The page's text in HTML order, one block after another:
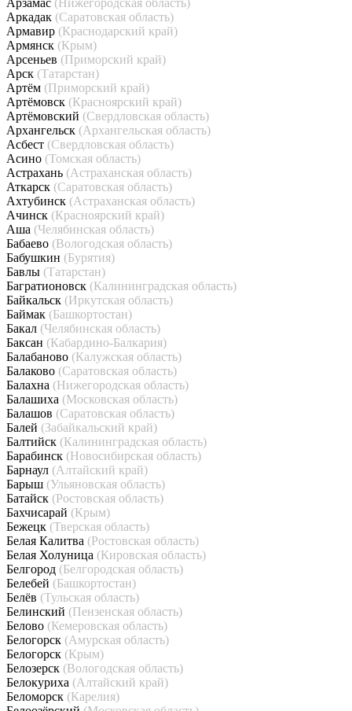
Арзамас (Нижегородская область)
Аркадак (Саратовская область)
Армавир (Краснодарский край)
Армянск (Крым)
Арсеньев (Приморский край)
Арск (Татарстан)
Артём (Приморский край)
Артёмовск (Красноярский край)
Артёмовский (Свердловская область)
Архангельск (Архангельская область)
Асбест (Свердловская область)
Асино (Томская область)
Астрахань (Астраханская область)
Аткарск (Саратовская область)
Ахтубинск (Астраханская область)
Ачинск (Красноярский край)
Аша (Челябинская область)
Бабаево (Вологодская область)
Бабушкин (Бурятия)
Бавлы (Татарстан)
Багратионовск (Калининградская область)
Байкальск (Иркутская область)
Баймак (Башкортостан)
Бакал (Челябинская область)
Баксан (Кабардино-Балкария)
Балабаново (Калужская область)
Балаково (Саратовская область)
Балахна (Нижегородская область)
Балашиха (Московская область)
Балашов (Саратовская область)
Балей (Забайкальский край)
Балтийск (Калининградская область)
Барабинск (Новосибирская область)
Барнаул (Алтайский край)
Барыш (Ульяновская область)
Батайск (Ростовская область)
Бахчисарай (Крым)
Бежецк (Тверская область)
Белая Калитва (Ростовская область)
Белая Холуница (Кировская область)
Белгород (Белгородская область)
Белебей (Башкортостан)
Белёв (Тульская область)
Белинский (Пензенская область)
Белово (Кемеровская область)
Белогорск (Амурская область)
Белогорск (Крым)
Белозерск (Вологодская область)
Белокуриха (Алтайский край)
Беломорск (Карелия)